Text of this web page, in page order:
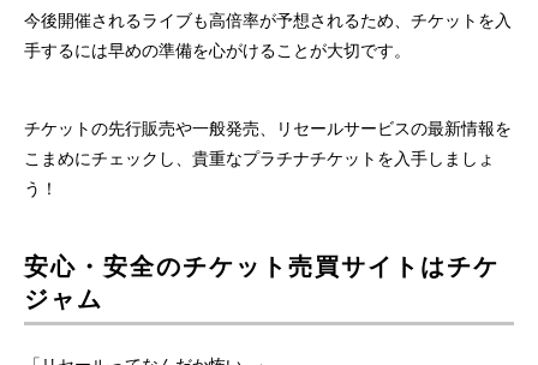
今後開催されるライブも高倍率が予想されるため、チケットを入
手するには早めの準備を心がけることが大切です。
チケットの先行販売や一般発売、リセールサービスの最新情報を
こまめにチェックし、貴重なプラチナチケットを入手しましょ
う！
安心・安全のチケット売買サイトはチケ
ジャム